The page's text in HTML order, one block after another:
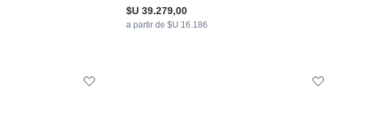
$U 39.279,00
a partir de $U 16.186